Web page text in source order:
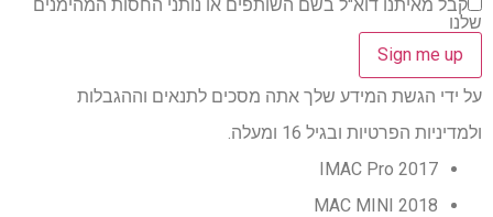
קבל מאיתנו דוא"ל בשם השותפים או נותני החסות המהימנים
שלנו
על ידי הגשת המידע שלך אתה מסכים לתנאים וההגבלות
ולמדיניות הפרטיות ובגיל 16 ומעלה.
2017 IMAC Pro
2018 MAC MINI